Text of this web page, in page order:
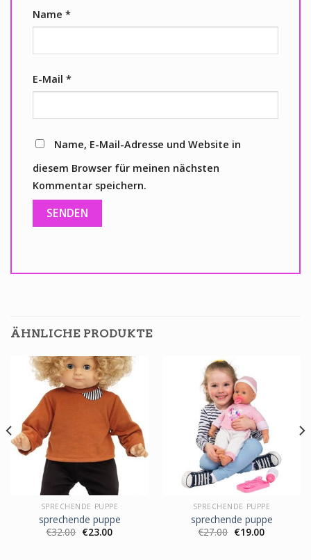
Name *
E-Mail *
Name, E-Mail-Adresse und Website in
diesem Browser für meinen nächsten
Kommentar speichern.
ÄHNLICHE PRODUKTE
SPRECHENDE PUPPE
sprechende puppe
€32.00 €23.00
SPRECHENDE PUPPE
sprechende puppe
€27.00 €19.00